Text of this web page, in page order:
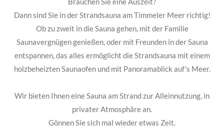
Dann sind Sie in der Strandsauna am Timmeler Meer richtig!
Ob zu zweit in die Sauna gehen, mit der Familie
Saunavergnügen genießen, oder mit Freunden in der Sauna
entspannen, das alles ermöglicht die Strandsauna mit einem
holzbeheizten Saunaofen und mit Panoramablick auf's Meer.
Wir bieten Ihnen eine Sauna am Strand zur Alleinnutzung, in
privater Atmosphäre an.
Gönnen Sie sich mal wieder etwas Zeit.